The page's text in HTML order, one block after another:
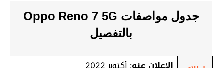
جدول مواصفات Oppo Reno 7 5G
بالتفصيل